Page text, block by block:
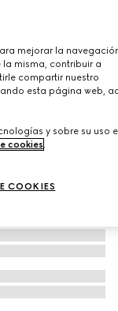
mejorar la
la misma, contribuir a
compartir nuestro
esta página web,
y sobre su uso
cookies.
COOKIES